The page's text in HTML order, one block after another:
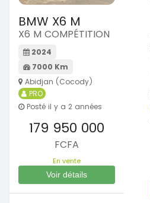
BMW X6 M
X6 M COMPÉTITION
2024
7000 Km
Abidjan (Cocody)
PRO
Posté il y a 2 années
179 950 000
FCFA
En vente
Voir détails